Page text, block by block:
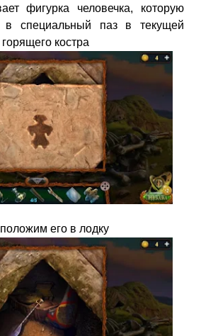
фигурка человечка, которую
в специальный паз в текущей
костра
его в лодку